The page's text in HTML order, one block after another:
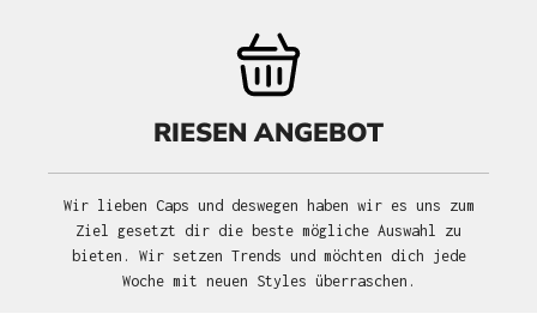
RIESEN ANGEBOT
Wir lieben Caps und deswegen haben wir es uns zum
Ziel gesetzt dir die beste mögliche Auswahl zu
bieten. Wir setzen Trends und möchten dich jede
Woche mit neuen Styles überraschen.